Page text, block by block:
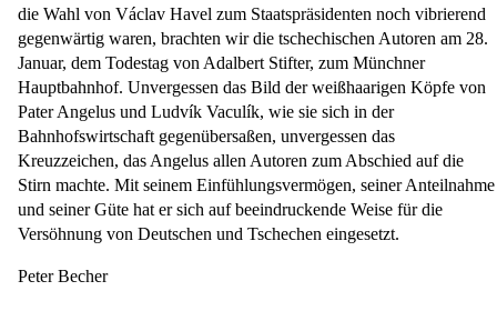
die Wahl von Václav Havel zum Staatspräsidenten noch vibrierend
gegenwärtig waren, brachten wir die tschechischen Autoren am 28.
Januar, dem Todestag von Adalbert Stifter, zum Münchner
Hauptbahnhof. Unvergessen das Bild der weißhaarigen Köpfe von
Pater Angelus und Ludvík Vaculík, wie sie sich in der
Bahnhofswirtschaft gegenübersaßen, unvergessen das
Kreuzzeichen, das Angelus allen Autoren zum Abschied auf die
Stirn machte. Mit seinem Einfühlungsvermögen, seiner Anteilnahme
und seiner Güte hat er sich auf beeindruckende Weise für die
Versöhnung von Deutschen und Tschechen eingesetzt.
Peter Becher